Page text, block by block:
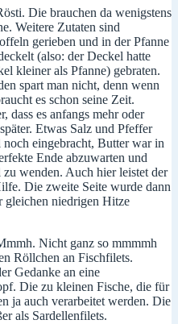
Die brauchen da wenigstens
Weitere Zutaten sind
gerieben und in der Pfanne
(also: der Deckel hatte
kleiner als Pfanne) gebraten.
spart man nicht, denn wenn
es schon seine Zeit.
dass es anfangs mehr oder
Etwas Salz und Pfeffer
eingebracht, Butter war in
Ende abzuwarten und
wenden. Auch hier leistet der
Die zweite Seite wurde dann
gleichen niedrigen Hitze
Nicht ganz so mmmmh
Röllchen an Fischfilets.
Gedanke an eine
Die zu kleinen Fische, die für
ja auch verarbeitet werden. Die
als Sardellenfilets.